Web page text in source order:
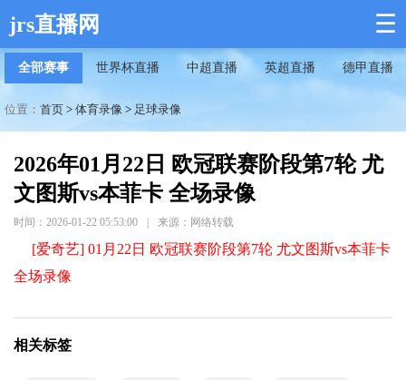
jrs直播网 ☰
全部赛事 世界杯直播 中超直播 英超直播 德甲直播
位置： 首页 > 体育录像 > 足球录像
2026年01月22日 欧冠联赛阶段第7轮 尤
文图斯vs本菲卡 全场录像
时间：2026-01-22 05:53:00 来源：网络转载
[爱奇艺] 01月22日 欧冠联赛阶段第7轮 尤文图斯vs本菲卡
全场录像
相关标签